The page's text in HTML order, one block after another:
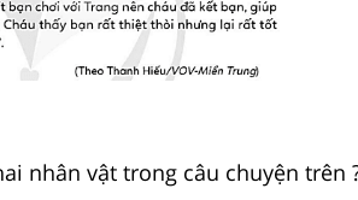
nhân vật trong câu chuyện trên